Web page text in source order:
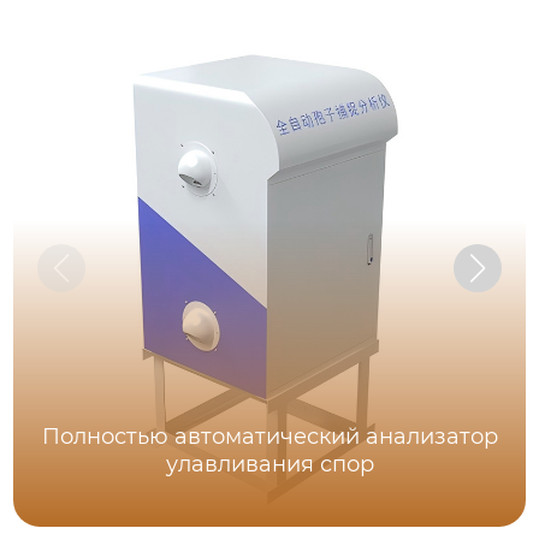
Полностью автоматический анализатор
улавливания спор